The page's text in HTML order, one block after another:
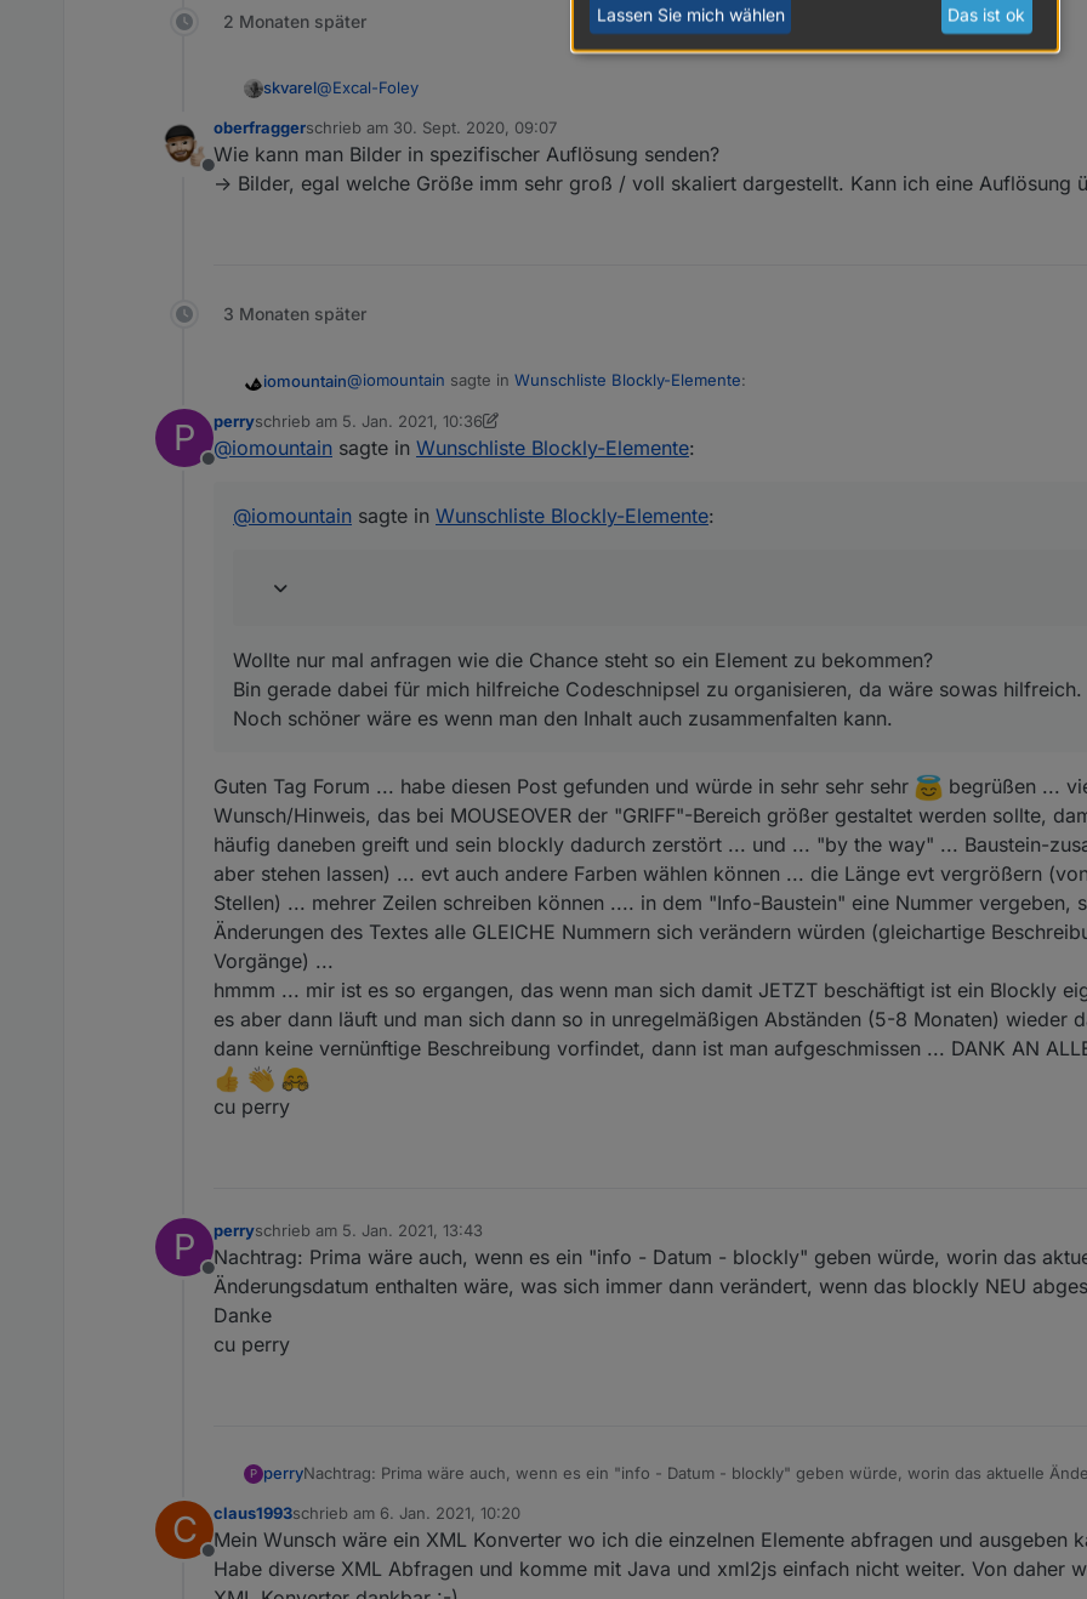
2 Monaten später
skvarel@Excal-Foley
Ist es möglich, in Deinem Keyboard Block noch ein Feld für den Empfänger/User einzubauen? Das
Ich habe dazu auch gerade ein Issue auf GitHub erstellt.
Offline
oberfraggerschrieb am 30. Sept. 2020, 09:07
zuletzt editiert von
Wie kann man Bilder in spezifischer Auflösung senden?
-> Bilder, egal welche Größe imm sehr groß / voll skaliert dargestellt. Kann ich eine Auflösung
3 Monaten später
iomountain@iomountain sagte in Wunschliste Blockly-Elemente:
Was ich noch brauchen könnte:
Wäre auch Hilfreich um einen komplette Blöcke zu kopieren.
Bin gerade dabei für mich hilfreiche Codeschnipsel zu organisieren, da wäre sowas hilfreich.
P
Offline
perryschrieb am 5. Jan. 2021, 10:36
zuletzt editiert von perry 1. Juli 2021, 07:52
@iomountain sagte in Wunschliste Blockly-Elemente:
@iomountain sagte in Wunschliste Blockly-Elemente:
Wollte nur mal anfragen wie die Chance steht so ein Element zu bekommen?
Bin gerade dabei für mich hilfreiche Codeschnipsel zu organisieren, da wäre sowas hilfreich.
Noch schöner wäre es wenn man den Inhalt auch zusammenfalten kann.
Guten Tag Forum ... habe diesen Post gefunden und würde in sehr sehr sehr
begrüßen ...
Wunsch/Hinweis, das bei MOUSEOVER der "GRIFF"-Bereich größer gestaltet werden sollte,
häufig daneben greift und sein blockly dadurch zerstört ... und ... "by the way" ... Baustein-
aber stehen lassen) ... evt auch andere Farben wählen können ... die Länge evt vergrößern
Stellen) ... mehrer Zeilen schreiben können .... in dem "Info-Baustein" eine Nummer vergeben,
Änderungen des Textes alle GLEICHE Nummern sich verändern würden (gleichartige
Vorgänge) ...
hmmm ... mir ist es so ergangen, das wenn man sich damit JETZT beschäftigt ist ein Blockly
es aber dann läuft und man sich dann so in unregelmäßigen Abständen (5-8 Monaten) wieder
dann keine vernünftige Beschreibung vorfindet, dann ist man aufgeschmissen ... DANK AN
cu perry
P
Offline
perryschrieb am 5. Jan. 2021, 13:43
zuletzt editiert von
Nachtrag: Prima wäre auch, wenn es ein "info - Datum - blockly" geben würde, worin das
Änderungsdatum enthalten wäre, was sich immer dann verändert, wenn das blockly NEU
Danke
cu perry
P perryNachtrag: Prima wäre auch, wenn es ein "info - Datum - blockly" geben würde, worin das aktuelle
cu perry
C
Offline
claus1993schrieb am 6. Jan. 2021, 10:20
zuletzt editiert von
Mein Wunsch wäre ein XML Konverter wo ich die einzelnen Elemente abfragen und ausgeben
Habe diverse XML Abfragen und komme mit Java und xml2js einfach nicht weiter. Von daher
Lassen Sie mich wählen Das ist ok